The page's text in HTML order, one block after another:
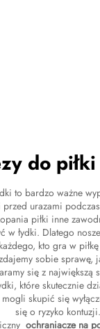
do
to bardzo ważne
urazami
piłki inne
w łydki. Dlatego
kto gra w
sobie sprawę,
się z największą
które skutecznie
skupić się
się o ryzyko kontuzji.
ochraniacze na